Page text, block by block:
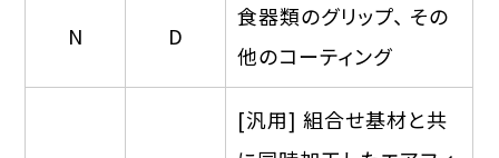
N D
食器類のグリップ、 その
他のコーティング
[汎用] 組合せ基材と共